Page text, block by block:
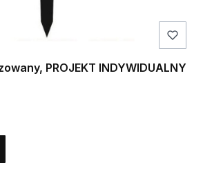
PROJEKT INDYWIDUALNY